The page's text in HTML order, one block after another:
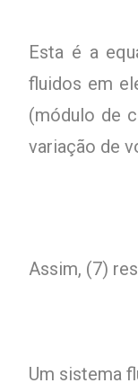
Esta é a
fluidos em
(módulo de
variação de
Assim, (7)
Um sistema